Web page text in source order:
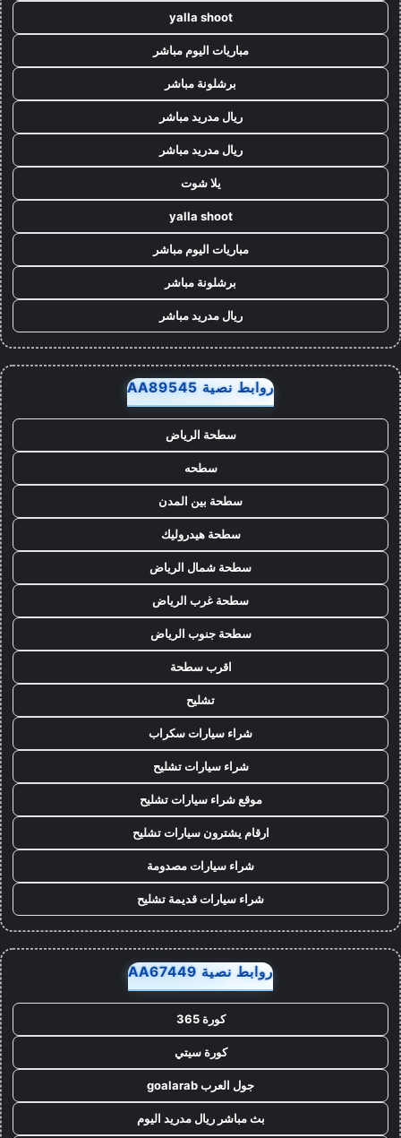
yalla shoot
مباريات اليوم مباشر
برشلونة مباشر
ريال مدريد مباشر
ريال مدريد مباشر
يلا شوت
yalla shoot
مباريات اليوم مباشر
برشلونة مباشر
ريال مدريد مباشر
روابط نصية AA89545
سطحة الرياض
سطحه
سطحة بين المدن
سطحة هيدروليك
سطحة شمال الرياض
سطحة غرب الرياض
سطحة جنوب الرياض
اقرب سطحة
تشليح
شراء سيارات سكراب
شراء سيارات تشليح
موقع شراء سيارات تشليح
ارقام يشترون سيارات تشليح
شراء سيارات مصدومة
شراء سيارات قديمة تشليح
روابط نصية AA67449
كورة 365
كورة سيتي
جول العرب goalarab
بث مباشر ريال مدريد اليوم